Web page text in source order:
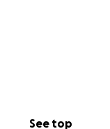
See top